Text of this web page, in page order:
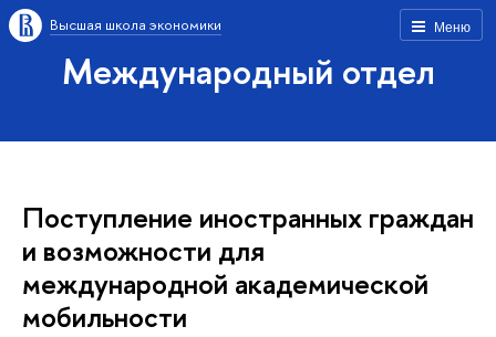
Меню
Высшая школа экономики
Международный отдел
Поступление иностранных граждан
и возможности для
международной академической
мобильности